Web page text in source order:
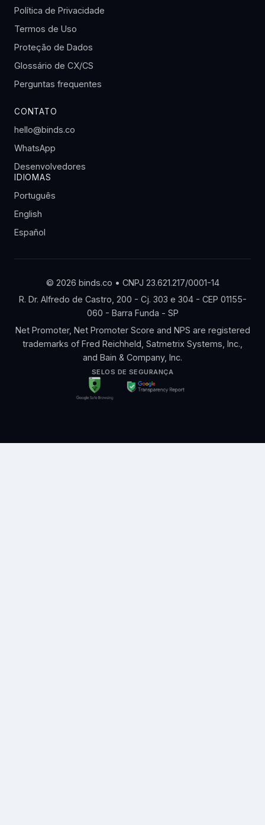
Política de Privacidade
Termos de Uso
Proteção de Dados
Glossário de CX/CS
Perguntas frequentes
CONTATO
hello@binds.co
WhatsApp
Desenvolvedores
IDIOMAS
Português
English
Español
© 2026 binds.co • CNPJ 23.621.217/0001-14
R. Dr. Alfredo de Castro, 200 - Cj. 303 e 304 - CEP 01155-
060 - Barra Funda - SP
Net Promoter, Net Promoter Score and NPS are registered
trademarks of Fred Reichheld, Satmetrix Systems, Inc.,
and Bain & Company, Inc.
SELOS DE SEGURANÇA